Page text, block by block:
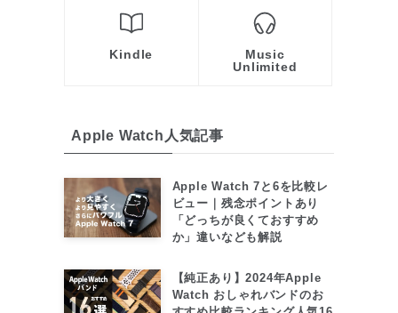
Kindle
Music
Unlimited
Apple Watch人気記事
Apple Watch 7と6を比較レ
ビュー｜残念ポイントあり
「どっちが良くておすすめ
か」違いなども解説
【純正あり】2024年Apple
Watch おしゃれバンドのお